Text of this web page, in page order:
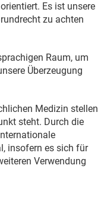
Es ist unsere
zu achten
Raum, um
Überzeugung
Medizin stellen
steht. Durch die
insofern es sich für
Verwendung